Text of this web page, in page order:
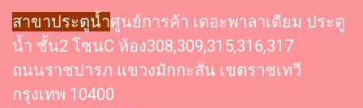
สาขาประตูน้ำศูนย์การค้า เดอะพาลาเดียม ประตู
น้ำ ชั้น2 โซนC ห้อง308,309,315,316,317
ถนนราชปารภ แขวงมักกะสัน เขตราชเทวี
กรุงเทพ 10400